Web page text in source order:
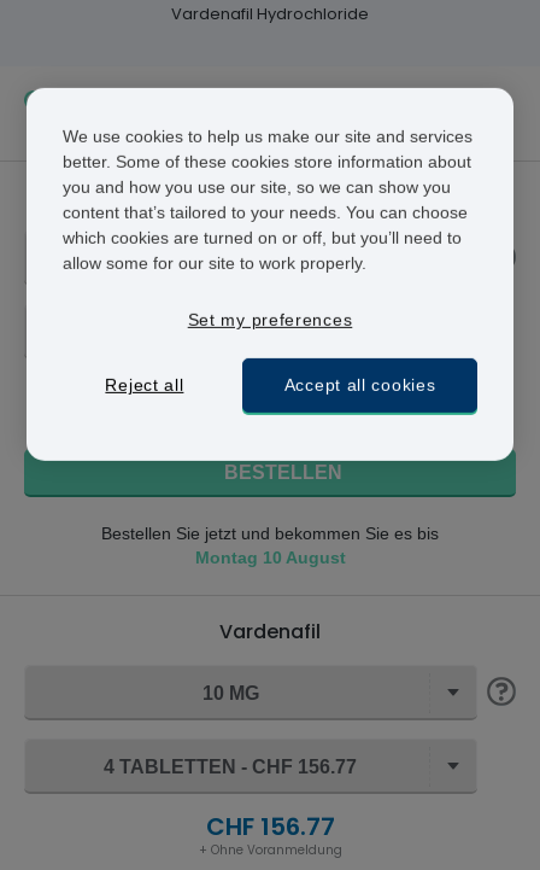
Vardenafil Hydrochloride
Monate
12 Tabletten.
Levitra
20 MG
4 TABLETTEN - CHF 151.65
CHF 151.65
+ Ohne Voranmeldung
BESTELLEN
Bestellen Sie jetzt und bekommen Sie es bis
Montag 10 August
Vardenafil
10 MG
4 TABLETTEN - CHF 156.77
CHF 156.77
+ Ohne Voranmeldung
We use cookies to help us make our site and services
better. Some of these cookies store information about
you and how you use our site, so we can show you
content that’s tailored to your needs. You can choose
which cookies are turned on or off, but you’ll need to
allow some for our site to work properly.
Set my preferences
Reject all Accept all cookies